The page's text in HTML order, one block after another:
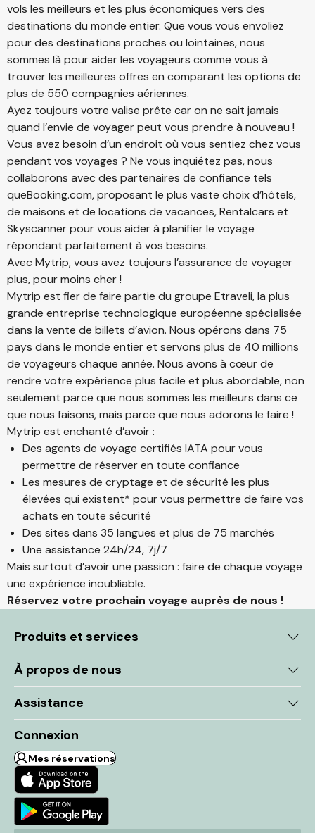
vols les meilleurs et les plus économiques vers des
destinations du monde entier. Que vous vous envoliez
pour des destinations proches ou lointaines, nous
sommes là pour aider les voyageurs comme vous à
trouver les meilleures offres en comparant les options de
plus de 550 compagnies aériennes.
Ayez toujours votre valise prête car on ne sait jamais
quand l’envie de voyager peut vous prendre à nouveau !
Vous avez besoin d’un endroit où vous sentiez chez vous
pendant vos voyages ? Ne vous inquiétez pas, nous
collaborons avec des partenaires de confiance tels
queBooking.com, proposant le plus vaste choix d’hôtels,
de maisons et de locations de vacances, Rentalcars et
Skyscanner pour vous aider à planifier le voyage
répondant parfaitement à vos besoins.
Avec Mytrip, vous avez toujours l’assurance de voyager
plus, pour moins cher !
Mytrip est fier de faire partie du groupe Etraveli, la plus
grande entreprise technologique européenne spécialisée
dans la vente de billets d’avion. Nous opérons dans 75
pays dans le monde entier et servons plus de 40 millions
de voyageurs chaque année. Nous avons à cœur de
rendre votre expérience plus facile et plus abordable, non
seulement parce que nous sommes les meilleurs dans ce
que nous faisons, mais parce que nous adorons le faire !
Mytrip est enchanté d’avoir :
Des agents de voyage certifiés IATA pour vous
permettre de réserver en toute confiance
Les mesures de cryptage et de sécurité les plus
élevées qui existent* pour vous permettre de faire vos
achats en toute sécurité
Des sites dans 35 langues et plus de 75 marchés
Une assistance 24h/24, 7j/7
Mais surtout d’avoir une passion : faire de chaque voyage
une expérience inoubliable.
Réservez votre prochain voyage auprès de nous !
Produits et services
À propos de nous
Assistance
Connexion
Mes réservations